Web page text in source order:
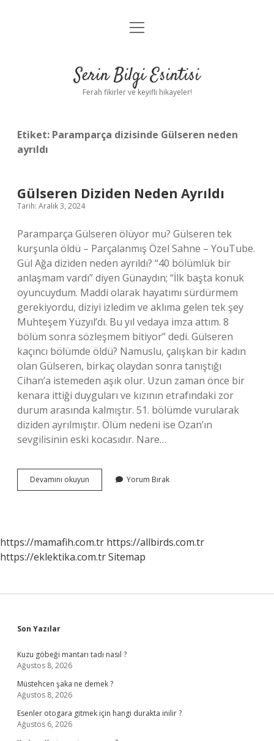
Anasayfa
Yasal Uyarı
menüyü
Serin Bilgi Esintisi
Ferah fikirler ve keyifli hikayeler!
Etiket: Paramparça dizisinde Gülseren neden
ayrıldı
Gülseren Diziden Neden Ayrıldı
Tarih: Aralık 3, 2024
Paramparça Gülseren ölüyor mu? Gülseren tek
kurşunla öldü – Parçalanmış Özel Sahne – YouTube.
Gül Ağa diziden neden ayrıldı? “40 bölümlük bir
anlaşmam vardı” diyen Günaydın; “İlk başta konuk
oyuncuydum. Maddi olarak hayatımı sürdürmem
gerekiyordu, diziyi izledim ve aklıma gelen tek şey
Muhteşem Yüzyıl’dı. Bu yıl vedaya imza attım. 8
bölüm sonra sözleşmem bitiyor” dedi. Gülseren
kaçıncı bölümde öldü? Namuslu, çalışkan bir kadın
olan Gülseren, birkaç olaydan sonra tanıştığı
Cihan’a istemeden aşık olur. Uzun zaman önce bir
kenara ittiği duyguları ve kızının etrafındaki zor
durum arasında kalmıştır. 51. bölümde vurularak
diziden ayrılmıştır. Ölüm nedeni ise Ozan’ın
sevgilisinin eski kocasıdır. Nare…
Devamını okuyun Gülseren
Diziden
Yorum Bırak
https://mamafih.com.tr https://allbirds.com.tr
https://eklektika.com.trSitemap
Sidebar
Son Yazılar
Kuzu göbeği mantarı tadı nasıl ?
Ağustos 8, 2026
Müstehcen şaka ne demek ?
Ağustos 8, 2026
Esenler otogara gitmek için hangi durakta inilir ?
Ağustos 6, 2026